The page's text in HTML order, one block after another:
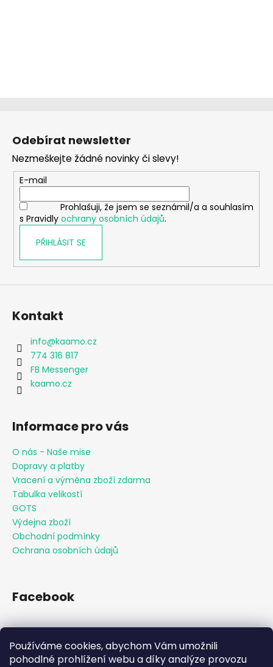
Používáme cookies, abychom Vám umožnili
pohodlné prohlížení webu a díky analýze provozu
Z
Odebírat newsletter
Nezmeškejte žádné novinky či slevy!
E-mail
Prohlašuji, že jsem se seznámil/a a souhlasím
s Pravidly ochrany osobních údajů.
PŘIHLÁSIT SE
Kontakt
info@kaamo.cz
774 316 817
FB Messenger
kaamo.cz
Informace pro vás
O nás - Naše mise
Dopravy a platby
Vracení a výměna zboží zdarma
Tabulka velikostí
GOTS
Výdejna zboží
Obchodní podmínky
Ochrana osobních údajů
Facebook
Přijímáme online platby